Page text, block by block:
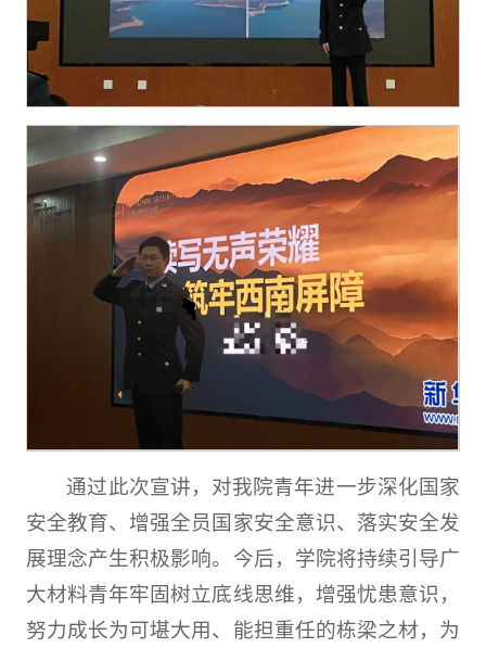
通过此次宣讲，对我院青年进一步深化国家
安全教育、增强全员国家安全意识、落实安全发
展理念产生积极影响。今后，学院将持续引导广
大材料青年牢固树立底线思维，增强忧患意识，
努力成长为可堪大用、能担重任的栋梁之材，为